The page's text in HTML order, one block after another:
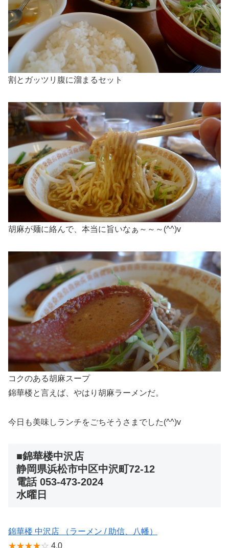
割とガッツリ腹に溜まるセット
胡麻が麺に絡んで、本当に旨いなぁ～～～(^^)v
コクのある胡麻スープ
錦華楼と言えば、やはり胡麻ラーメンだ。
今日も美味しランチをごちそうさまでした(^^)v
■錦華楼中沢店
静岡県浜松市中区中沢町72-12
電話 053-473-2024
水曜日
錦華楼 中沢店 （ラーメン / 助信、八幡）
★★★★☆ 4.0